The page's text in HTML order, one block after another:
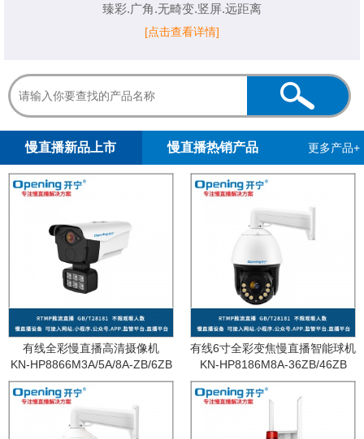
臻彩.广角.无畸变.竖屏.远距离
[点击查看详情]
慢直播新品上市 慢直播热销产品 更多产品+
有线全彩慢直播高清摄像机
KN-HP8866M3A/5A/8A-ZB/6ZB
有线6寸全彩变焦慢直播智能球机
KN-HP8186M8A-36ZB/46ZB